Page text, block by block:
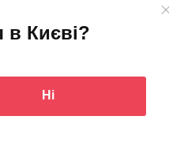
в Києві?
Ні